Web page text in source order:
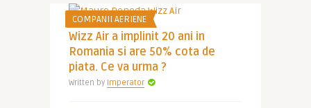
COMPANII AERIENE
Wizz Air a implinit 20 ani in
Romania si are 50% cota de
piata. Ce va urma ?
Written by Imperator